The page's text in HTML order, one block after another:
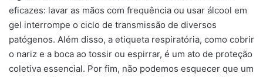
eficazes: lavar as mãos com frequência ou usar álcool em
gel interrompe o ciclo de transmissão de diversos
patógenos. Além disso, a etiqueta respiratória, como cobrir
o nariz e a boca ao tossir ou espirrar, é um ato de proteção
coletiva essencial. Por fim, não podemos esquecer que um